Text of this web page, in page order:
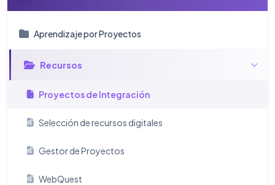
Aprendizaje por Proyectos
Recursos
Proyectos de Integración
Selección de recursos digitales
Gestor de Proyectos
WebQuest